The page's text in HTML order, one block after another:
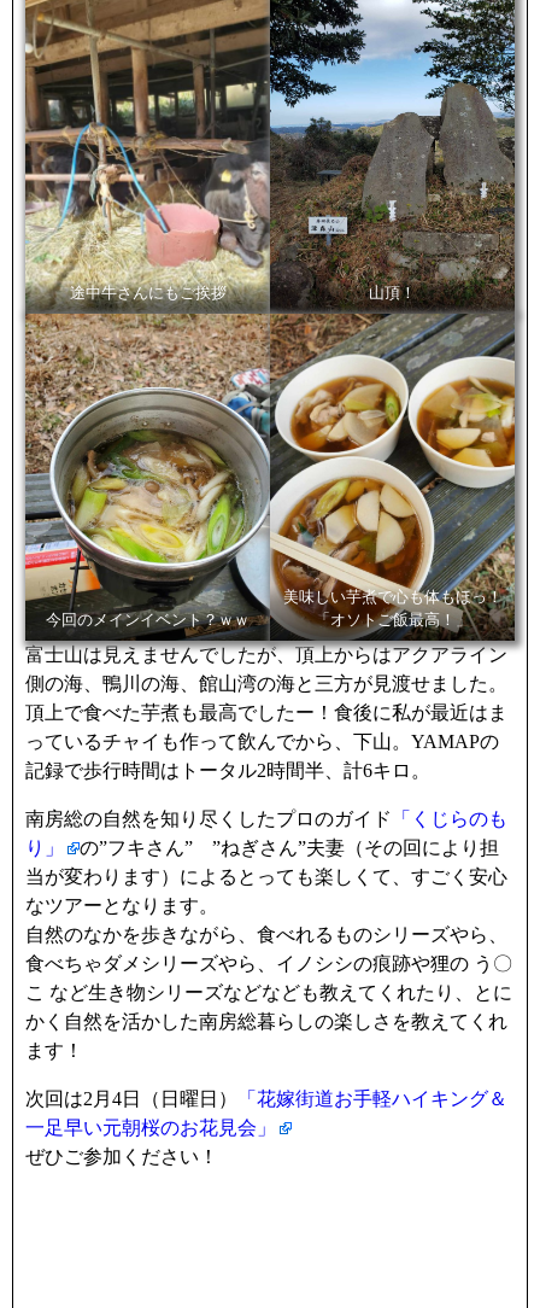
途中牛さんにもご挨拶 山頂！
今回のメインイベント？ｗｗ
美味しい芋煮で心も体もほっ！
「オソトご飯最高！」
富士山は見えませんでしたが、頂上からはアクアライン
側の海、鴨川の海、館山湾の海と三方が見渡せました。
頂上で食べた芋煮も最高でしたー！食後に私が最近はま
っているチャイも作って飲んでから、下山。YAMAPの
記録で歩行時間はトータル2時間半、計6キロ。
南房総の自然を知り尽くしたプロのガイド
「くじらのも
り」
の”フキさん” ”ねぎさん”夫妻（その回により担
当が変わります）によるとっても楽しくて、すごく安心
なツアーとなります。
自然のなかを歩きながら、食べれるものシリーズやら、
食べちゃダメシリーズやら、イノシシの痕跡や狸の う〇
こ など生き物シリーズなどなども教えてくれたり、とに
かく自然を活かした南房総暮らしの楽しさを教えてくれ
ます！
次回は2月4日（日曜日）
「花嫁街道お手軽ハイキング＆
一足早い元朝桜のお花見会」
ぜひご参加ください！